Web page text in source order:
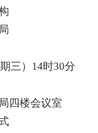
三） 14时30分
四楼会议室